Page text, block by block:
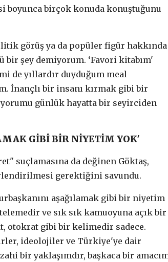
birçok konuda konuştuğunu
görüş ya da popüler figür hakkında
bir şey demiyorum. ‘Favori kitabım'
de yıllardır duyduğum meal
İnançlı bir insanı kırmak gibi bir
günlük hayatta bir seyirciden
GİBİ BİR NİYETİM YOK'
suçlamasına da değinen Göktaş,
gerektiğini savundu.
aşağılamak gibi bir niyetim
ve sık sık kamuoyuna açık bir
otokrat gibi bir kelimedir sadece.
ideolojiler ve Türkiye'ye dair
bir yaklaşımdır, başkaca bir